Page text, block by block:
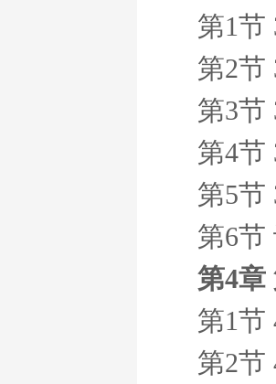
第1节
第2节
第3节
第4节
第5节
第6节
第4章
第1节
第2节